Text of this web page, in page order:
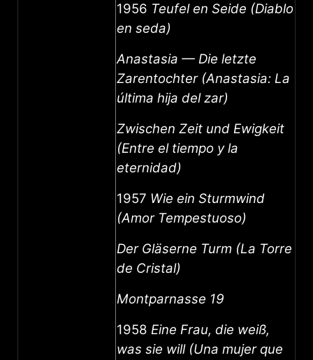
1956 Teufel en Seide (Diablo
en seda)
Anastasia — Die letzte
Zarentochter (Anastasia: La
última hija del zar)
Zwischen Zeit und Ewigkeit
(Entre el tiempo y la
eternidad)
1957 Wie ein Sturmwind
(Amor Tempestuoso)
Der Gläserne Turm (La Torre
de Cristal)
Montparnasse 19
1958 Eine Frau, die weiß,
was sie will (Una mujer que